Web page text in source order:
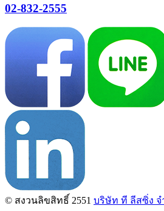
02-832-2555
© สงวนลิขสิทธิ์ 2551 บริษัท ที ลีสซิ่ง จ